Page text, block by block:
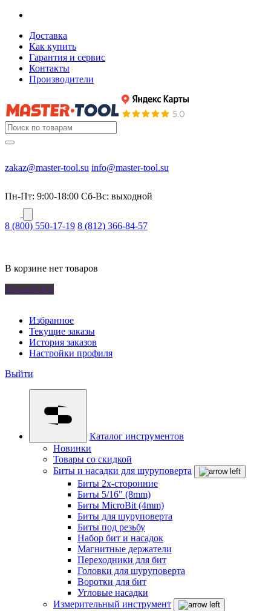
Доставка
Как купить
Гарантия и сервис
Контакты
Производители
zakaz@master-tool.su info@master-tool.su
Пн-Пт: 9:00-18:00 Cб-Вс: выходной
8 (800) 550-17-19 8 (812) 366-84-57
В корзине нет товаров
Удалить все
Избранное
Текущие заказы
История заказов
Настройки профиля
Выйти
Каталог инструментов
Новинки
Товары со скидкой
Биты и насадки для шуруповерта
Биты 2х-сторонние
Биты 5/16" (8mm)
Биты MicroBit (4mm)
Биты для шуруповерта
Биты под резьбу
Набор бит и насадок
Магнитные держатели
Переходники для бит
Головки для шуруповерта
Воротки для бит
Угловые насадки
Измерительный инструмент